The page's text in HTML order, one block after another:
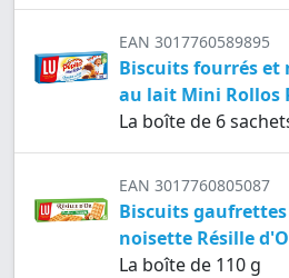
EAN 3017760589895
Biscuits fourrés et
au lait Mini Rollos
La boîte de 6
EAN 3017760805087
Biscuits
noisette Résille
La boîte de 110 g